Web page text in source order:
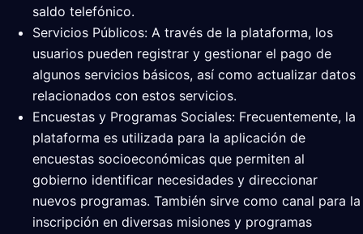
saldo telefónico.
Servicios Públicos: A través de la plataforma, los
usuarios pueden registrar y gestionar el pago de
algunos servicios básicos, así como actualizar datos
relacionados con estos servicios.
Encuestas y Programas Sociales: Frecuentemente, la
plataforma es utilizada para la aplicación de
encuestas socioeconómicas que permiten al
gobierno identificar necesidades y direccionar
nuevos programas. También sirve como canal para la
inscripción en diversas misiones y programas